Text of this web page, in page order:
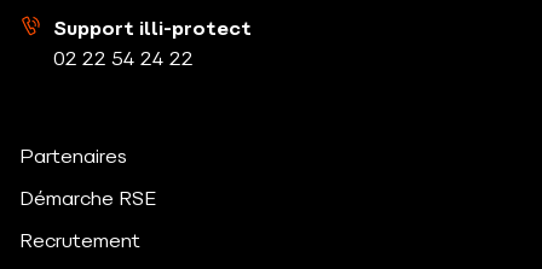
Support illi-protect
02 22 54 24 22
Partenaires
Démarche RSE
Recrutement